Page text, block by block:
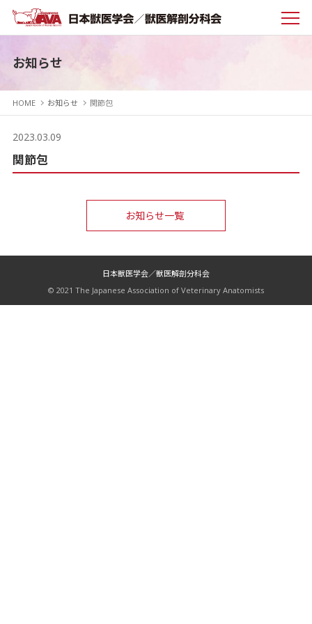
お知らせ
HOME お知らせ 関節包
2023.03.09
関節包
お知らせ一覧
日本獣医学会／獣医解剖分科会
© 2021 The Japanese Association of Veterinary Anatomists